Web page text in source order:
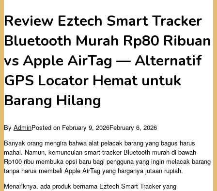
Review Eztech Smart Tracker
Bluetooth Murah Rp80 Ribuan
vs Apple AirTag — Alternatif
GPS Locator Hemat untuk
Barang Hilang
By AdminPosted on February 9, 2026February 6, 2026
Banyak orang mengira bahwa alat pelacak barang yang bagus harus
mahal. Namun, kemunculan smart tracker Bluetooth murah di bawah
Rp100 ribu membuka opsi baru bagi pengguna yang ingin melacak barang
tanpa harus membeli Apple AirTag yang harganya jutaan rupiah.
Menariknya, ada produk bernama Eztech Smart Tracker yang